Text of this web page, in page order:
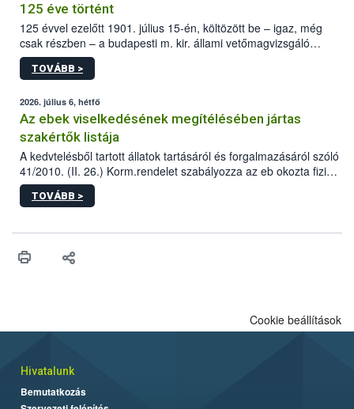
125 éve történt
125 évvel ezelőtt 1901. július 15-én, költözött be – igaz, még
csak részben – a budapesti m. kir. állami vetőmagvizsgáló
állomás a Kis Rókus utca 15. szám alatti, Czigler Győző által
tervezett új épületébe.
TOVÁBB >
2026. július 6, hétfő
Az ebek viselkedésének megítélésében jártas
szakértők listája
A kedvtelésből tartott állatok tartásáról és forgalmazásáról szóló
41/2010. (II. 26.) Korm.rendelet szabályozza az eb okozta fizikai
sérülés, illetve ennek veszélye keletkezésekor felmerülő
hatósági feladatokat, valamint a veszélyes eb tartását és annak
vonni az ebek viselkedésének megítélésében jártas szakértőt.
TOVÁBB >
Cookie beállítások
Hivatalunk
Bemutatkozás